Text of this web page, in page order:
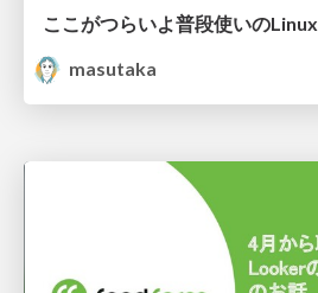
ここがつらいよ普段使いのLinux
masutaka